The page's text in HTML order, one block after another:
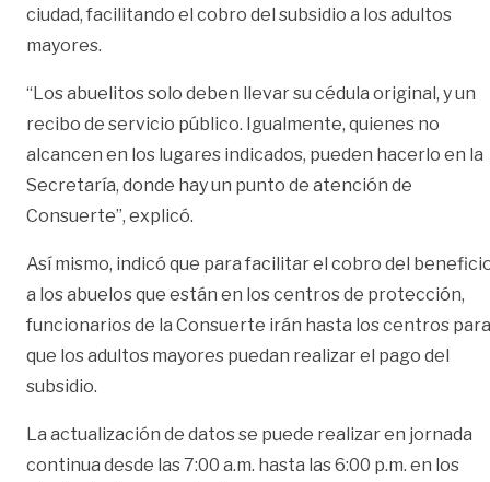
ciudad, facilitando el cobro del subsidio a los adultos
mayores.
“Los abuelitos solo deben llevar su cédula original, y un
recibo de servicio público. Igualmente, quienes no
alcancen en los lugares indicados, pueden hacerlo en la
Secretaría, donde hay un punto de atención de
Consuerte”, explicó.
Así mismo, indicó que para facilitar el cobro del
a los abuelos que están en los centros de protección,
funcionarios de la Consuerte irán hasta los centros para
que los adultos mayores puedan realizar el pago del
subsidio.
La actualización de datos se puede realizar en jornada
continua desde las 7:00 a.m. hasta las 6:00 p.m. en los